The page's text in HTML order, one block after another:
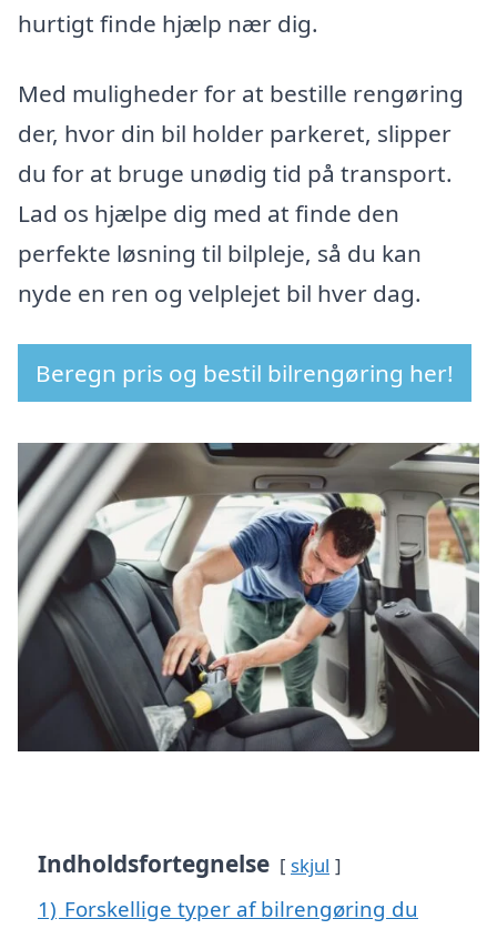
hurtigt finde hjælp nær dig.
Med muligheder for at bestille rengøring
der, hvor din bil holder parkeret, slipper
du for at bruge unødig tid på transport.
Lad os hjælpe dig med at finde den
perfekte løsning til bilpleje, så du kan
nyde en ren og velplejet bil hver dag.
Beregn pris og bestil bilrengøring her!
Indholdsfortegnelse skjul
1) Forskellige typer af bilrengøring du